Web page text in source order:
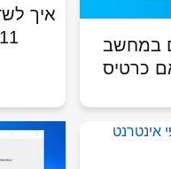
במחשב
לוח אם כרטיס
איך
11 מווינדוס 10 בחינם